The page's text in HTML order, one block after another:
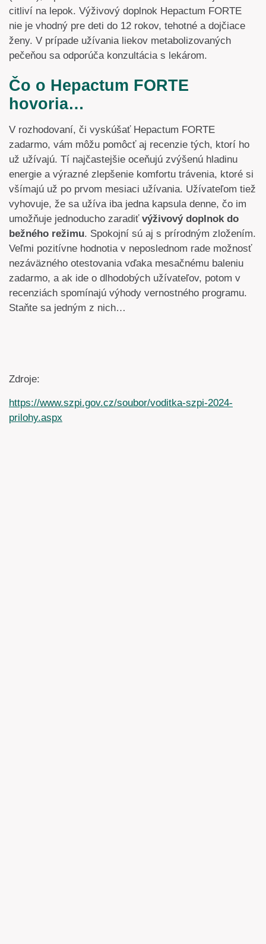
citliví na lepok. Výživový doplnok Hepactum FORTE
nie je vhodný pre deti do 12 rokov, tehotné a dojčiace
ženy. V prípade užívania liekov metabolizovaných
pečeňou sa odporúča konzultácia s lekárom.
Čo o Hepactum FORTE
hovoria…
V rozhodovaní, či vyskúšať Hepactum FORTE
zadarmo, vám môžu pomôcť aj recenzie tých, ktorí ho
už užívajú. Tí najčastejšie oceňujú zvýšenú hladinu
energie a výrazné zlepšenie komfortu trávenia, ktoré si
všímajú už po prvom mesiaci užívania. Užívateľom tiež
vyhovuje, že sa užíva iba jedna kapsula denne, čo im
umožňuje jednoducho zaradiť výživový doplnok do
bežného režimu. Spokojní sú aj s prírodným zložením.
Veľmi pozitívne hodnotia v neposlednom rade možnosť
nezáväzného otestovania vďaka mesačnému baleniu
zadarmo, a ak ide o dlhodobých užívateľov, potom v
recenziách spomínajú výhody vernostného programu.
Staňte sa jedným z nich…
Zdroje:
https://www.szpi.gov.cz/soubor/voditka-szpi-2024-
prilohy.aspx